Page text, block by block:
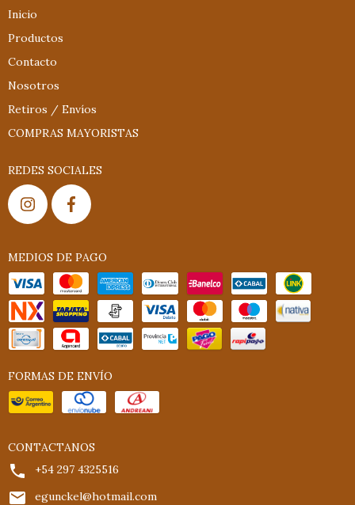
Inicio
Productos
Contacto
Nosotros
Retiros / Envíos
COMPRAS MAYORISTAS
REDES SOCIALES
MEDIOS DE PAGO
FORMAS DE ENVÍO
CONTACTANOS
+54 297 4325516
egunckel@hotmail.com